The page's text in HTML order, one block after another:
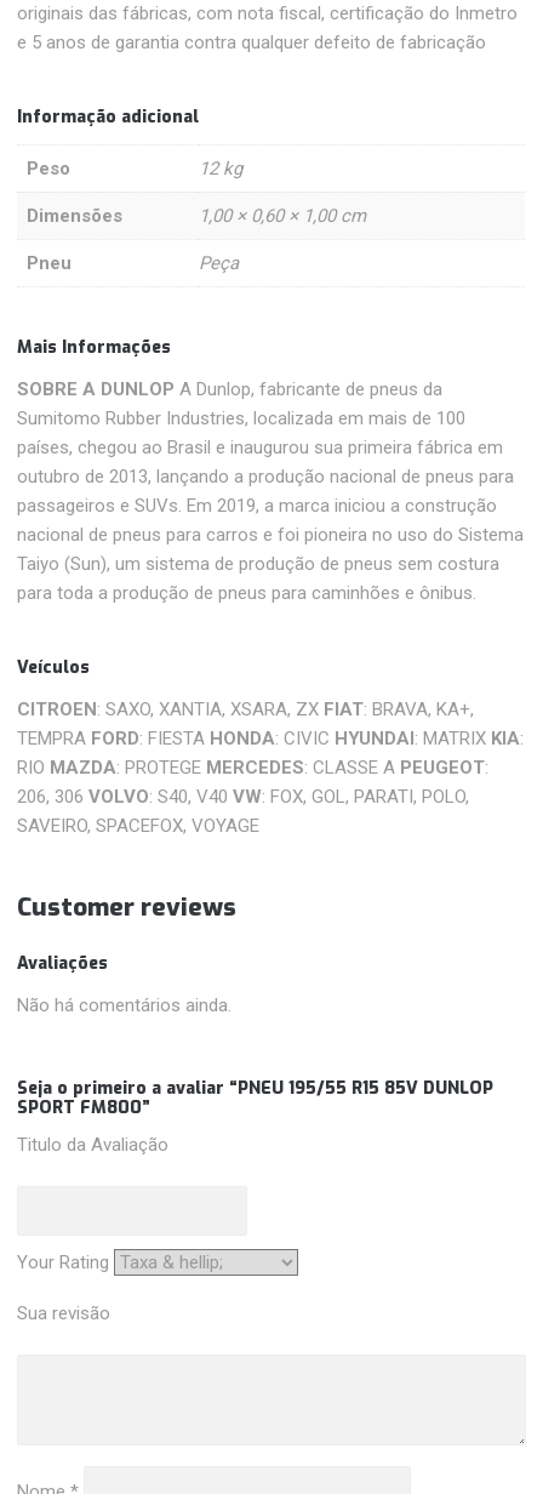
originais das fábricas, com nota fiscal, certificação do Inmetro
e 5 anos de garantia contra qualquer defeito de fabricação
Informação adicional
Peso 12 kg
Dimensões 1,00 × 0,60 × 1,00 cm
Pneu Peça
Mais Informações
SOBRE A DUNLOP A Dunlop, fabricante de pneus da
Sumitomo Rubber Industries, localizada em mais de 100
países, chegou ao Brasil e inaugurou sua primeira fábrica em
outubro de 2013, lançando a produção nacional de pneus para
passageiros e SUVs. Em 2019, a marca iniciou a construção
nacional de pneus para carros e foi pioneira no uso do Sistema
Taiyo (Sun), um sistema de produção de pneus sem costura
para toda a produção de pneus para caminhões e ônibus.
Veículos
CITROEN : SAXO, XANTIA, XSARA, ZX FIAT: BRAVA, KA+,
TEMPRA FORD: FIESTA HONDA: CIVIC HYUNDAI : MATRIX KIA:
RIO MAZDA: PROTEGE MERCEDES: CLASSE A PEUGEOT:
206, 306VOLVO: S40, V40VW: FOX, GOL, PARATI, POLO,
SAVEIRO, SPACEFOX, VOYAGE
Customer reviews
Avaliações
Não há comentários ainda.
Seja o primeiro a avaliar “PNEU 195/55 R15 85V DUNLOP
SPORT FM800”
Titulo da Avaliação
Your Rating
Sua revisão